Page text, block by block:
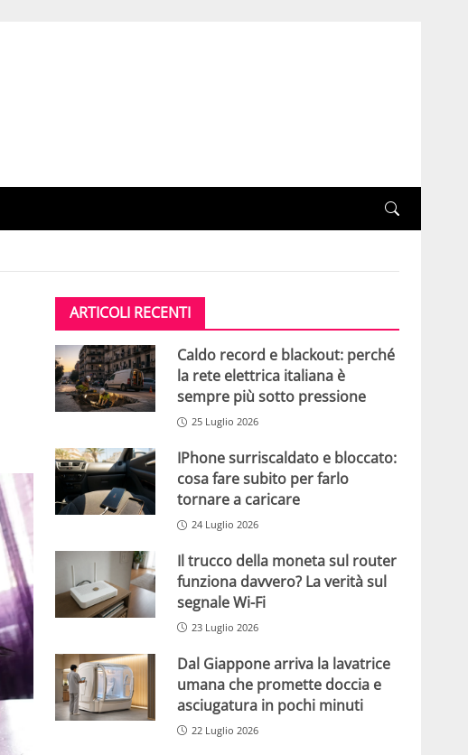
ARTICOLI RECENTI
Caldo record e blackout: perché
la rete elettrica italiana è
sempre più sotto pressione
25 Luglio 2026
IPhone surriscaldato e bloccato:
cosa fare subito per farlo
tornare a caricare
24 Luglio 2026
Il trucco della moneta sul router
funziona davvero? La verità sul
segnale Wi-Fi
23 Luglio 2026
Dal Giappone arriva la lavatrice
umana che promette doccia e
asciugatura in pochi minuti
22 Luglio 2026